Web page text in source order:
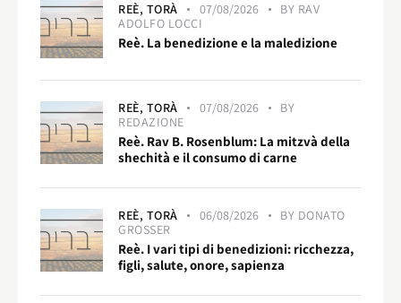
REÈ, TORÀ 07/08/2026 BY RAV
ADOLFO LOCCI
Reè. La benedizione e la maledizione
REÈ, TORÀ 07/08/2026
BY
REDAZIONE
Reè. Rav B. Rosenblum: La mitzvà della
shechità e il consumo di carne
REÈ, TORÀ 06/08/2026 BY DONATO
GROSSER
Reè. I vari tipi di benedizioni: ricchezza,
figli, salute, onore, sapienza